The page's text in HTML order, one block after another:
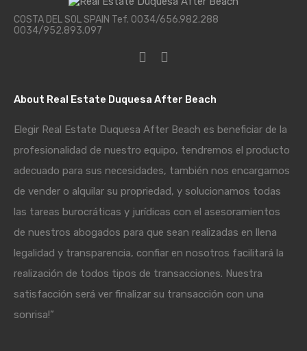
COSTA DEL SOL SPAIN Tef. 0034/656.982.288
0034/952.893.097
About Real Estate Duquesa After Beach
Elegir Real Estate Duquesa After Beach es beneficiar de la
profesionalidad de nuestro equipo, tendremos el producto
adecuado para sus necesidades, también nos encargamos
de vender o alquilar su propriedad, y solucionamos todas
las tareas burocráticas y jurídicas con el asesoramientos
de nuestros abogados para que sean realizadas en llena
legalidad y transparencia, confiar en nosotros facilitará la
realización de todos tipos de transacciones. Nuestra
satisfacción será ver finalizar su transacción con una
sonrisa!”